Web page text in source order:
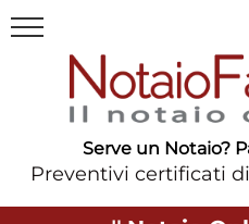
Serve un Notaio?
Preventivi certificati